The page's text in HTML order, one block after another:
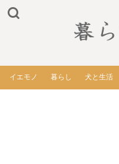
イエモノ 暮らし 犬と生活